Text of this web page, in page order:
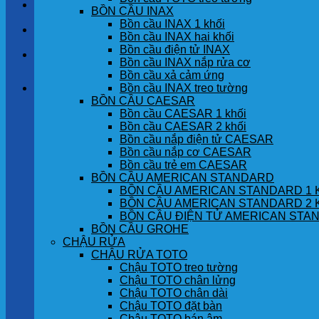
GÓC KHÁCH HÀNG
Chưa có sản phẩm trong giỏ hàng.
BỒN CẦU INAX
Bồn cầu INAX 1 khối
Bồn cầu INAX hai khối
Bồn cầu điện tử INAX
Bồn cầu INAX nắp rửa cơ
Bồn cầu xả cảm ứng
Bồn cầu INAX treo tường
BỒN CẦU CAESAR
Bồn cầu CAESAR 1 khối
Bồn cầu CAESAR 2 khối
Bồn cầu nắp điện tử CAESAR
Bồn cầu nắp cơ CAESAR
Bồn cầu trẻ em CAESAR
BỒN CẦU AMERICAN STANDARD
BỒN CẦU AMERICAN STANDARD 1
BỒN CẦU AMERICAN STANDARD 2
BỒN CẦU ĐIỆN TỬ AMERICAN
BỒN CẦU GROHE
CHẬU RỬA
CHẬU RỬA TOTO
Chậu TOTO treo tường
Chậu TOTO chân lửng
Chậu TOTO chân dài
Chậu TOTO đặt bàn